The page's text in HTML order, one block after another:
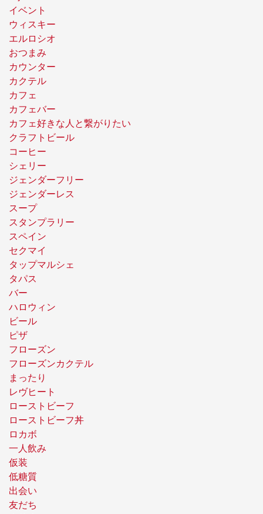
イベント
ウィスキー
エルロシオ
おつまみ
カウンター
カクテル
カフェ
カフェバー
カフェ好きな人と繋がりたい
クラフトビール
コーヒー
シェリー
ジェンダーフリー
ジェンダーレス
スープ
スタンプラリー
スペイン
セクマイ
タップマルシェ
タパス
バー
ハロウィン
ビール
ピザ
フローズン
フローズンカクテル
まったり
レヴヒート
ローストビーフ
ローストビーフ丼
ロカボ
一人飲み
仮装
低糖質
出会い
友だち